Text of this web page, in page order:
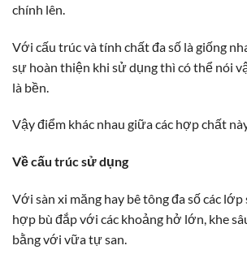
chính lên.
Với cấu trúc và tính chất đa số là giống
sự hoàn thiện khi sử dụng thì có thể nói
là bền.
Vậy điểm khác nhau giữa các hợp chất
Về cấu trúc sử dụng
Với sàn xi măng hay bê tông đa số các lớp
hợp bù đắp với các khoảng hở lớn, khe
bằng với vữa tự san.